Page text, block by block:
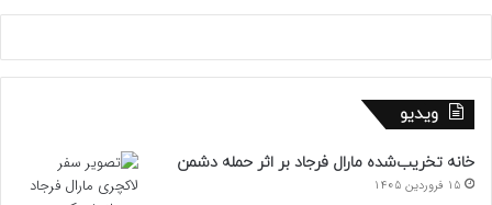
ویدیو
خانه تخریب‌شده مارال فرجاد بر اثر حمله دشمن
15 فروردین 1405